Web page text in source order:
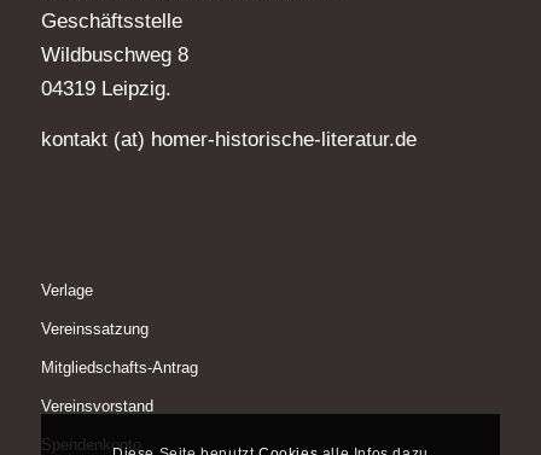
Geschäftsstelle
Wildbuschweg 8
04319 Leipzig.
kontakt (at) homer-historische-literatur.de
Verlage
Vereinssatzung
Mitgliedschafts-Antrag
Vereinsvorstand
Spendenkonto